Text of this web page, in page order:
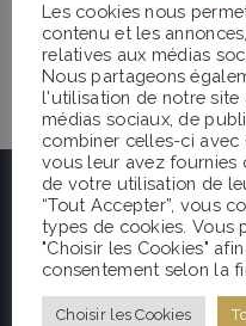
de Fontainebleau
Envoyez-nous un
à
Les cookies nous
contenu et les
relatives aux médias
Nous partageons
l'utilisation de notre site
médias sociaux, de
combiner celles-ci
vous leur avez
de votre utilisation de
“Tout Accepter”, vous
types de cookies. Vous
"Choisir les Cookies"
consentement selon la
Choisir les Cookies